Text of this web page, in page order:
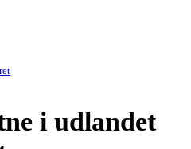
i udlandet